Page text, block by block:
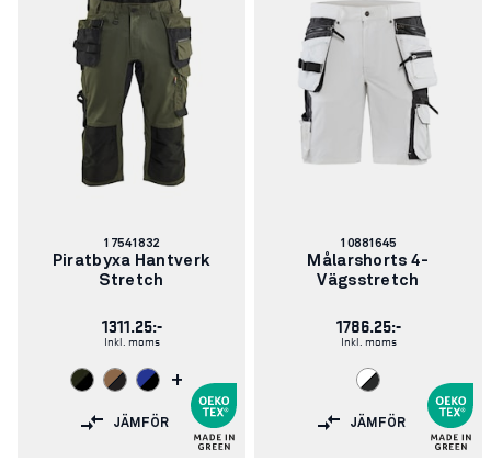
Artikelnummer:
17541832
Piratbyxa Hantverk
Stretch
1311.25:-
Inkl. moms
+
JÄMFÖR
Artikelnummer:
10881645
Målarshorts 4-
Vägsstretch
1786.25:-
Inkl. moms
JÄMFÖR